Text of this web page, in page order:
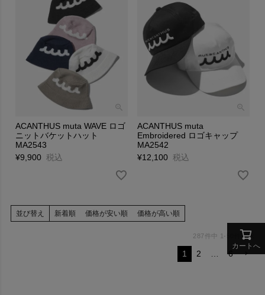
ACANTHUS muta WAVE ロゴ
ニットバケットハット
MA2543
¥9,900 税込
ACANTHUS muta
Embroidered ロゴキャップ
MA2542
¥12,100 税込
並び替え 新着順 価格が安い順 価格が高い順
287 件中 1 - 件表示
1 2 6
カートへ